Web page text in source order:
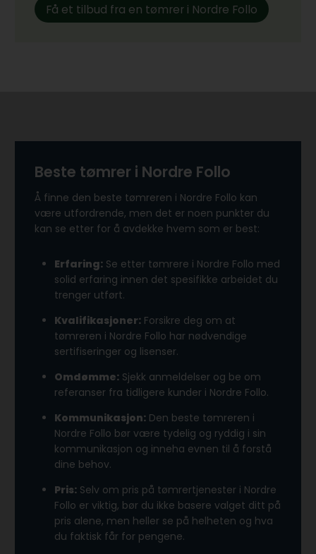
Få et tilbud fra en tømrer i Nordre Follo
Beste tømrer i Nordre Follo
Å finne den beste tømreren i Nordre Follo kan
være utfordrende, men det er noen punkter du
kan se etter for å avdekke hvem som er best:
Erfaring: Se etter tømrere i Nordre Follo med
solid erfaring innen det spesifikke arbeidet du
trenger utført.
Kvalifikasjoner: Forsikre deg om at
tømreren i Nordre Follo har nødvendige
sertifiseringer og lisenser.
Omdømme: Sjekk anmeldelser og be om
referanser fra tidligere kunder i Nordre Follo.
Kommunikasjon: Den beste tømreren i
Nordre Follo bør være tydelig og ryddig i sin
kommunikasjon og inneha evnen til å forstå
dine behov.
Pris: Selv om pris på tømrertjenester i Nordre
Follo er viktig, bør du ikke basere valget ditt på
pris alene, men heller se på helheten og hva
du faktisk får for pengene.